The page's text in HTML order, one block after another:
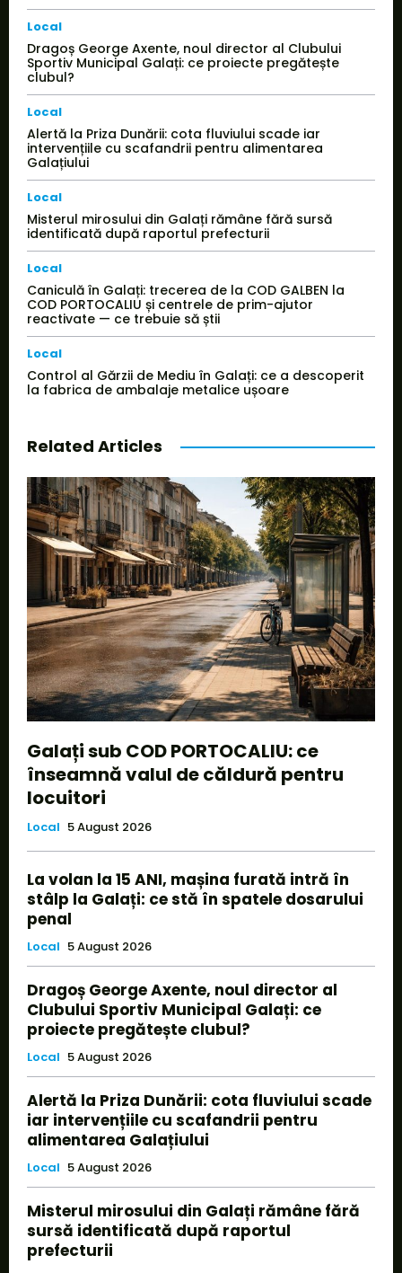
Local
Dragoș George Axente, noul director al Clubului
Sportiv Municipal Galați: ce proiecte pregătește
clubul?
Local
Alertă la Priza Dunării: cota fluviului scade iar
intervențiile cu scafandrii pentru alimentarea
Galațiului
Local
Misterul mirosului din Galați rămâne fără sursă
identificată după raportul prefecturii
Local
Caniculă în Galați: trecerea de la COD GALBEN la
COD PORTOCALIU și centrele de prim-ajutor
reactivate — ce trebuie să știi
Local
Control al Gărzii de Mediu în Galați: ce a descoperit
la fabrica de ambalaje metalice ușoare
Related Articles
Galați sub COD PORTOCALIU: ce
înseamnă valul de căldură pentru
locuitori
Local 5 August 2026
La volan la 15 ANI, mașina furată intră în
stâlp la Galați: ce stă în spatele dosarului
penal
Local 5 August 2026
Dragoș George Axente, noul director al
Clubului Sportiv Municipal Galați: ce
proiecte pregătește clubul?
Local 5 August 2026
Alertă la Priza Dunării: cota fluviului scade
iar intervențiile cu scafandrii pentru
alimentarea Galațiului
Local 5 August 2026
Misterul mirosului din Galați rămâne fără
sursă identificată după raportul
prefecturii